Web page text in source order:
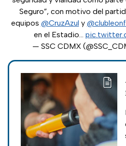
Seguro”, con motivo del
equipos @CruzAzul y
en el Estadio…
— SSC CDMX